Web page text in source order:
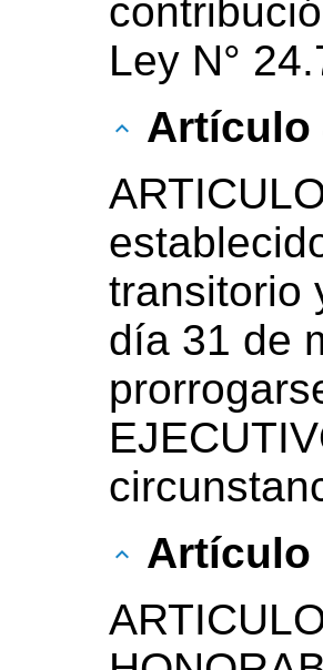
Ley N°
Artículo
transitorio
día 31 de
Artículo